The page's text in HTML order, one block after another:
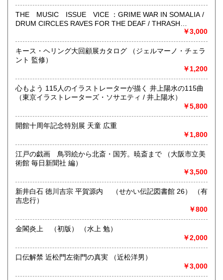
ネット販売を主に多ジャンルの書籍をお取り扱いしておりま
す
大量の書籍から蔵書の整理まで
★ISBN有の書籍・戦前・戦中の古書・紙物(古いチラシなど)
パンフレット・絵葉書・古写真等 CD・DVDなど 買取りして
おります！！
まずはお気軽にお問い合わせください!
最寄駅：桜井駅
営業時間：11時‐17時
定休日：金曜日(その他の曜日でも出張買取等により休みの場
書籍の買取について
水たま書店 ではお買取り大歓迎です
THE MUSIC ISSUE VICE ：GRIME WAR IN SOMALIA /
DRUM CIRCLES RAVES FOR THE DEAF / THRASH
MASCOTS … AND STEVIE NICKS(VOLUME 1 NUMBER 9)
￥3,000
キース・ヘリング大回顧展カタログ （ジェルマーノ・チェラ
ント 監修）
￥1,200
心もよう 115人のイラストレーターが描く 井上陽水の115曲
（東京イラストレーターズ・ソサエティ / 井上陽水）
￥5,800
開館十周年記念特別展 天童 広重
￥1,800
江戸の戯画 鳥羽絵から北斎・国芳。暁斎まで （大阪市立美
術館 毎日新聞社 編）
￥3,500
新井白石 徳川吉宗 平賀源内 （せかい伝記図書館 26） （有
吉忠行）
￥800
金閣炎上 （初版） （水上 勉）
￥2,000
口伝解禁 近松門左衛門の真実 （近松洋男）
￥3,000